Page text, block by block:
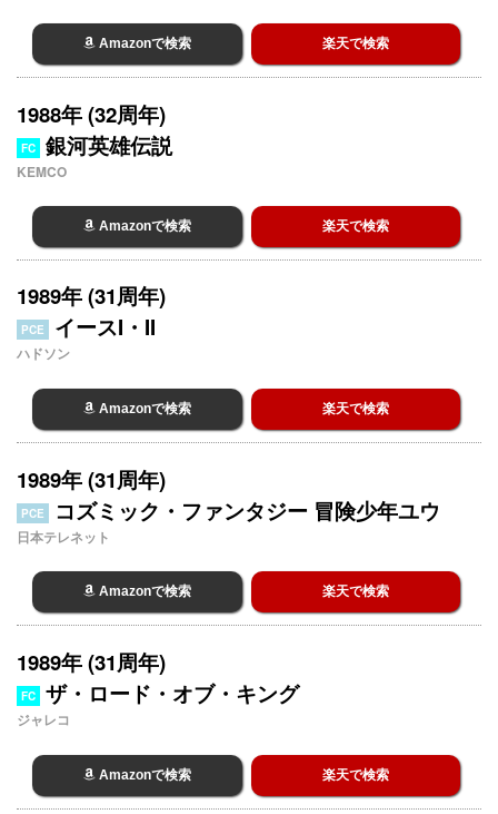
Amazonで検索 楽天で検索
1988年 (32周年)
FC 銀河英雄伝説
KEMCO
Amazonで検索 楽天で検索
1989年 (31周年)
PCE イースI・II
ハドソン
Amazonで検索 楽天で検索
1989年 (31周年)
PCE コズミック・ファンタジー 冒険少年ユウ
日本テレネット
Amazonで検索 楽天で検索
1989年 (31周年)
FC ザ・ロード・オブ・キング
ジャレコ
Amazonで検索 楽天で検索